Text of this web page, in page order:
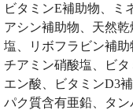
ビタミンE補助物、ミ
アシン補助物、天然
塩、リボフラビン補助
チアミン硝酸塩、ビ
エン酸、ビタミンD3
パク質含有亜鉛、タ